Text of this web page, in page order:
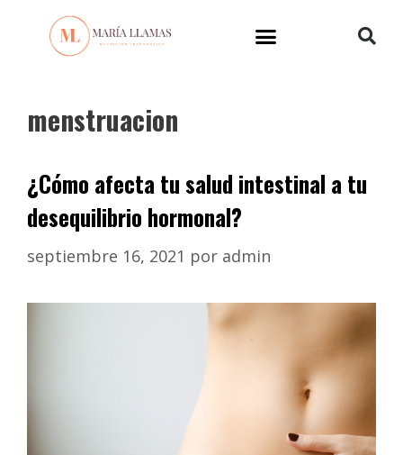
menstruacion
¿Cómo afecta tu salud intestinal a tu
desequilibrio hormonal?
septiembre 16, 2021 por admin